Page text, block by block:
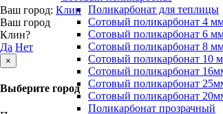
Ваш город: Клин
Ваш город
Клин?
Да Нет
×
Выберите город
Поликарбонат для теплицы
Сотовый поликарбонат 4
Сотовый поликарбонат 6
Сотовый поликарбонат 8
Сотовый поликарбонат 10
Сотовый поликарбонат
Сотовый поликарбонат
Сотовый поликарбонат
Поликарбонат прозрачный